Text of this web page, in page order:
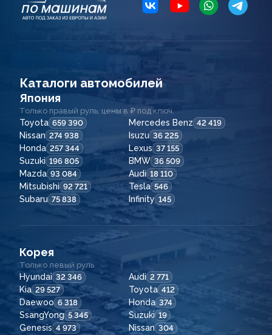
Каталоги автомобилей
Япония
Только правый руль, цены в ₽ под ключ.
Toyota 659 390 Mercedes Benz 42 419
Nissan 274 938 Isuzu 36 225
Honda 257 344 Lexus 37 155
Suzuki 196 805 BMW 36 509
Mazda 93 084 Audi 18 110
Mitsubishi 92 721 Tesla 546
Subaru 75 838 Infinity 145
Корея
Только левый руль
Hyundai 32 346 Audi 2 771
Kia 29 527 Toyota 412
Daewoo 6 318 Honda 374
SsangYong 5 345 Suzuki 19
Genesis 4 973 Nissan 304